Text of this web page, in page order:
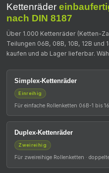
Kettenräder
nach DIN 8187
Über 1.000 Kettenräder (Ketten-
Teilungen 06B, 08B, 10B, 12B und
kaufen und ab Lager lieferbar.
Simplex-Kettenräder
Einreihig
Für einfache Rollenketten 06B-1 bis
Duplex-Kettenräder
Zweireihig
Für zweireihige Rollenketten ·